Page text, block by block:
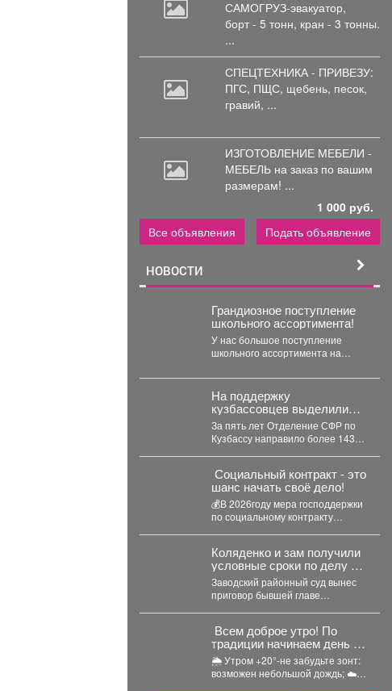
САМОГРУЗ-эвакуатор,
борт - 5 тонн, кран - 3 тонны.
...
СПЕЦТЕХНИКА - ПРИВЕЗУ:
ПГС, ПЩС, щебень, песок,
гравий, ...
ИЗГОТОВЛЕНИЕ МЕБЕЛИ -
МЕБЕЛЬ на заказ по вашим
размерам! ...
1 000 руб.
Все объявления
Подать объявление
НОВОСТИ
Грандиозное поступление
школьного ассортимента!
У нас большое поступление
школьного ассортимента на
детская одежда...
На поддержку
кузбассовцев выделили
143 миллиона: кто получил
помощь
За пять лет Отделение СФР по
Кузбассу направило более 143
работодателей,...
Социальный контракт - это
шанс начать своё дело!
💰В 2026году мера господдержки
по социальному контракту
безработные могут получить...
Коляденко и зам получили
условные сроки по делу о
строительных махинациях
Заводский районный суд вынес
приговор бывшей главе
Татьяне...
Всем доброе утро! По
традиции начинаем день с
прогноза погоды и щепотки
народной мудрости
🌦 Утром +20°-не забудьте зонт:
возможен небольшой дождь; ☁️